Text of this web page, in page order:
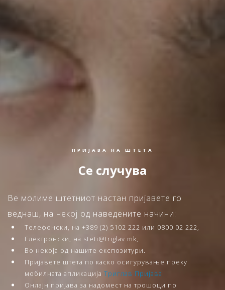
ПРИЈАВА НА ШТЕТА
Се случува
Ве молиме штетниот настан пријавете го
веднаш, на некој од наведените начини:
Телефонски, на +389 (2) 5102 222 или 0800 02 222,
Електронски, на steti@triglav.mk,
Во некоја од нашите експозитури.
Пријавете штета по каско осигурување преку
мобилната апликација Триглав Пријава
Онлајн пријава за надомест на трошоци по